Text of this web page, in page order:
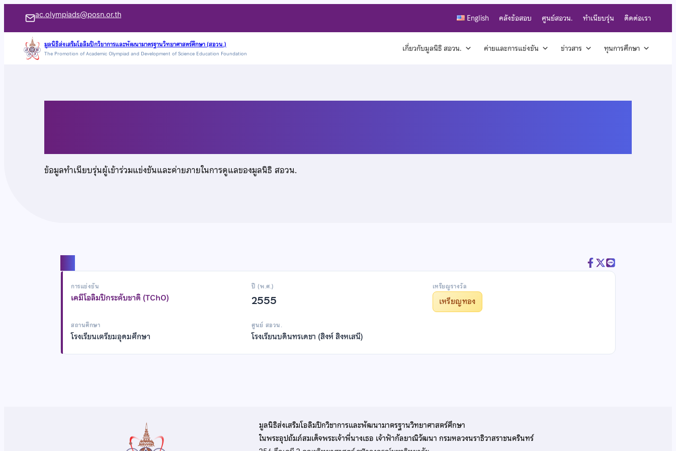
เนื้อหา
ac.olympiads@posn.or.th English คลังข้อสอบ ศูนย์สอวน. ทำเนียบรุ่น ติดต่อเรา
มูลนิธิส่งเสริมโอลิมปิกวิชาการและพัฒนามาตรฐานวิทยาศาสตร์ศึกษา (สอวน.)
The Promotion of Academic Olympiad and Development of Science Education Foundation เกี่ยวกับมูลนิธิ สอวน. ค่ายและการแข่งขัน ข่าวสาร ทุนการศึกษา
ข้อมูลทำเนียบรุ่นผู้เข้าร่วมแข่งขันและค่ายภายในการดูแลของมูลนิธิ สอวน.
การแข่งขัน
เคมีโอลิมปิกระดับชาติ (TChO)
ปี (พ.ศ.)
2555
เหรียญรางวัล
เหรียญทอง
สถานศึกษา
โรงเรียนเตรียมอุดมศึกษา
ศูนย์ สอวน.
โรงเรียนบดินทรเดชา (สิงห์ สิงหเสนี)
มูลนิธิส่งเสริมโอลิมปิกวิชาการและพัฒนามาตรฐานวิทยาศาสตร์ศึกษา
ในพระอุปถัมภ์สมเด็จพระเจ้าพี่นางเธอ เจ้าฟ้ากัลยาณิวัฒนา กรมหลวงนราธิวาสราชนครินทร์